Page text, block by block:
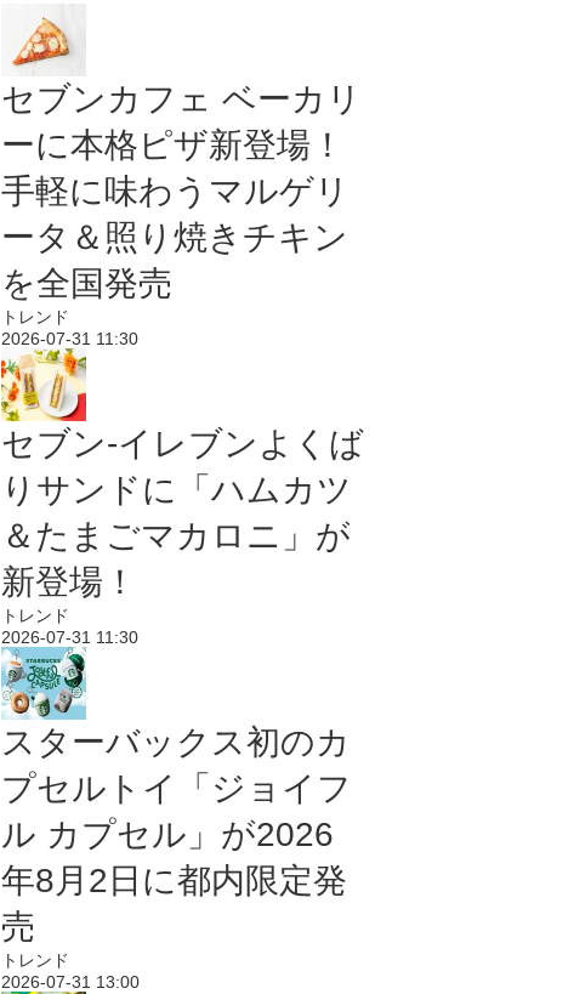
セブンカフェ ベーカリ
ーに本格ピザ新登場！
手軽に味わうマルゲリ
ータ＆照り焼きチキン
を全国発売
トレンド
2026-07-31 11:30
セブン‐イレブンよくば
りサンドに「ハムカツ
＆たまごマカロニ」が
新登場！
トレンド
2026-07-31 11:30
スターバックス初のカ
プセルトイ「ジョイフ
ル カプセル」が2026
年8月2日に都内限定発
売
トレンド
2026-07-31 13:00